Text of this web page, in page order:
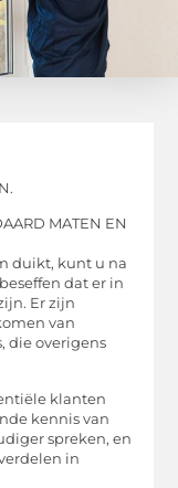
MATEN EN
duikt, kunt u na
dat er in
Er zijn
van
die overigens
klanten
kennis van
spreken, en
in